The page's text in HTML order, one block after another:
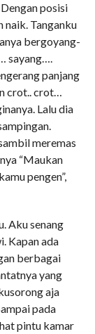
posisi
naik. Tanganku
bergoyang-
sayang….
panjang
crot.. crot…
Lalu dia
meremas
“Maukan
pengen”,
Aku senang
Kapan ada
berbagai
yang
aja
pada
pintu kamar